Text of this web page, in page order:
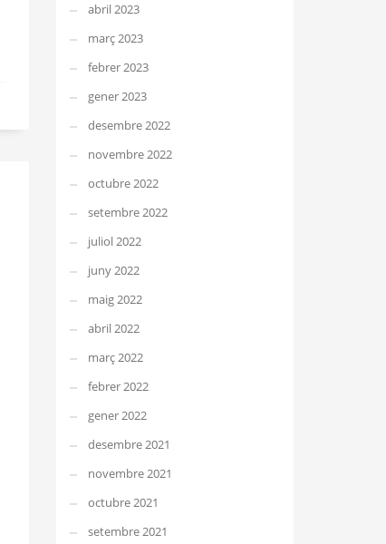
abril 2023
març 2023
febrer 2023
gener 2023
desembre 2022
novembre 2022
octubre 2022
setembre 2022
juliol 2022
juny 2022
maig 2022
abril 2022
març 2022
febrer 2022
gener 2022
desembre 2021
novembre 2021
octubre 2021
setembre 2021